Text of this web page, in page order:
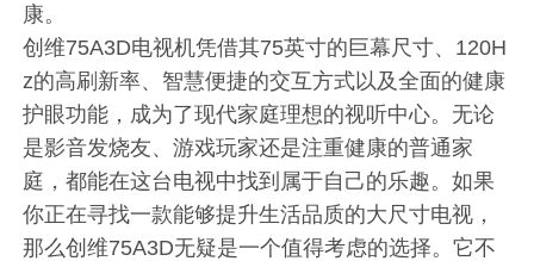
康。
创维75A3D电视机凭借其75英寸的巨幕尺寸、120H
z的高刷新率、智慧便捷的交互方式以及全面的健康
护眼功能，成为了现代家庭理想的视听中心。无论
是影音发烧友、游戏玩家还是注重健康的普通家
庭，都能在这台电视中找到属于自己的乐趣。如果
你正在寻找一款能够提升生活品质的大尺寸电视，
那么创维75A3D无疑是一个值得考虑的选择。它不